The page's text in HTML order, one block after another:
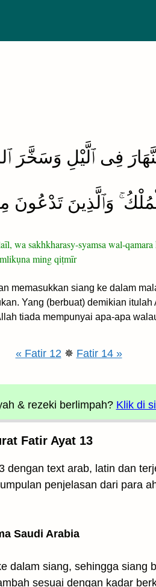
ٱلنَّهَارَ فِى ٱلَّيْلِ
وَٱلَّذِينَ تَدْعُونَ
wa sakhkharasy-syamsa wal-
ming qiṭmīr
memasukkan siang ke dalam
Yang (berbuat) demikian
tiada mempunyai apa-apa
« Fatir 12✵ Fatir 14 »
& rezeki berlimpah? Klik di
Fatir Ayat 13
dengan text arab, latin dan
penjelasan dari para
Saudi Arabia
dalam siang, sehingga siang
sesuai dengan kadar